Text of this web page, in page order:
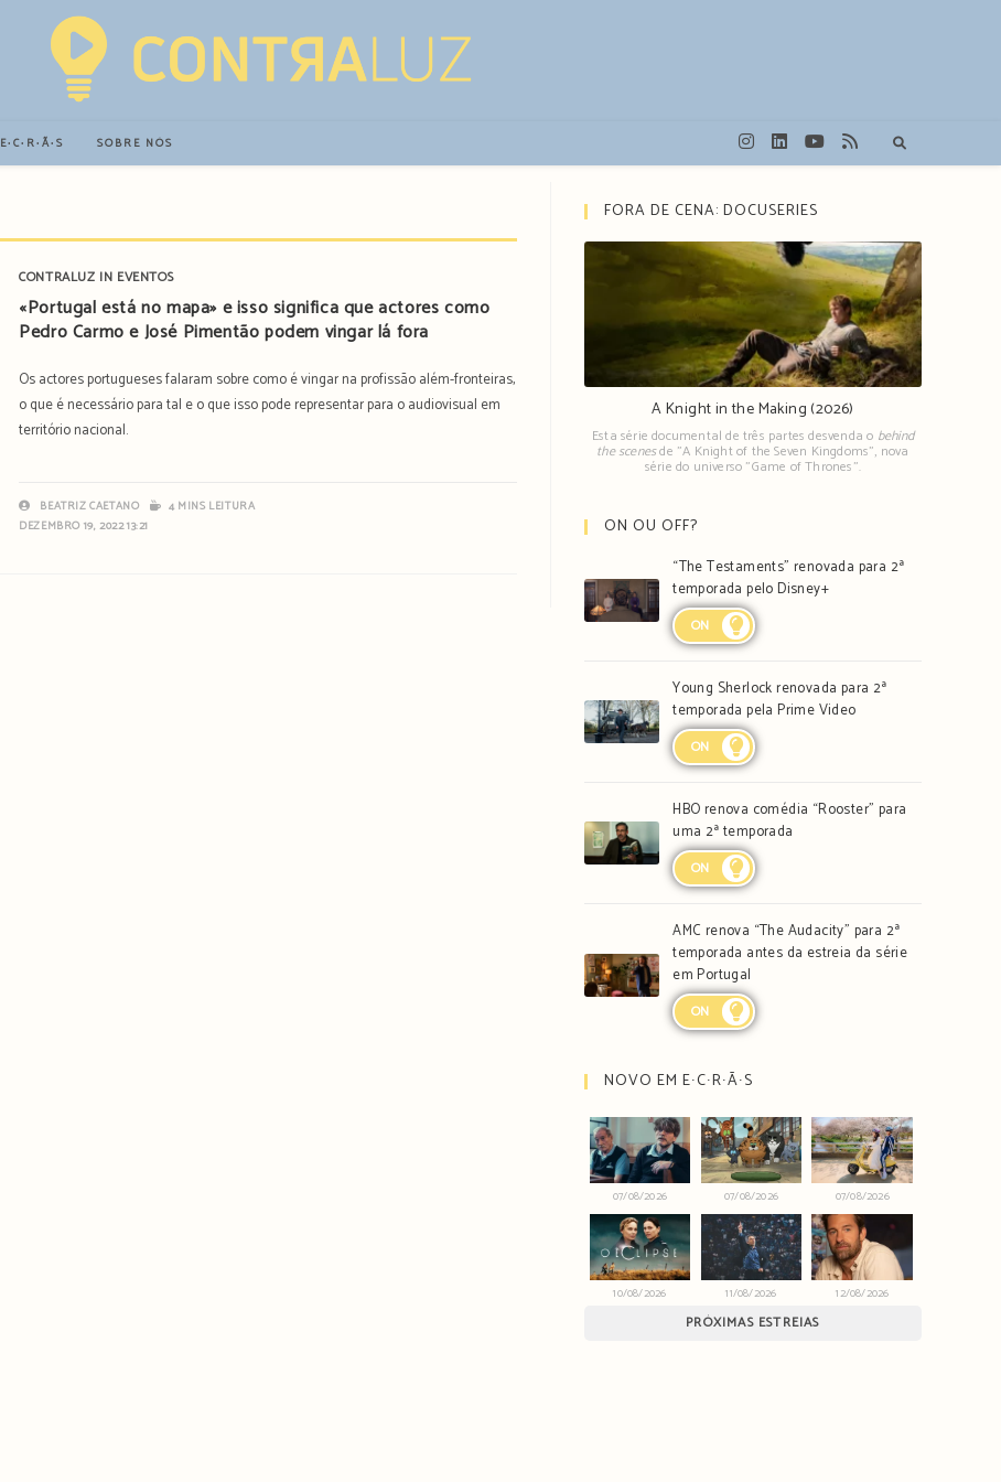
E∙C∙R∙Ã∙S SOBRE NÓS
CONTRALUZ IN EVENTOS
«Portugal está no mapa» e isso significa que actores como
Pedro Carmo e José Pimentão podem vingar lá fora
Os actores portugueses falaram sobre como é vingar na profissão além-fronteiras,
o que é necessário para tal e o que isso pode representar para o audiovisual em
território nacional.
BEATRIZ CAETANO
4 MINS LEITURA
DEZEMBRO 19, 2022 13:21
FORA DE CENA: DOCUSERIES
A Knight in the Making (2026)
Esta série documental de três partes desvenda o behind
the scenesde "A Knight of the Seven Kingdoms", nova
série do universo "Game of Thrones".
ON OU OFF?
“The Testaments” renovada para 2ª
temporada pelo Disney+
ON
Young Sherlock renovada para 2ª
temporada pela Prime Video
ON
HBO renova comédia “Rooster” para
uma 2ª temporada
ON
AMC renova “The Audacity” para 2ª
temporada antes da estreia da série
em Portugal
ON
NOVO EM E∙C∙R∙Ã∙S
07/08/2026 07/08/2026 07/08/2026
10/08/2026 11/08/2026 12/08/2026
PRÓXIMAS ESTREIAS